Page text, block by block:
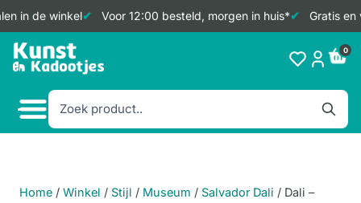
in de winkel Voor 12:00 besteld, morgen in huis* Gratis en
Doorgaan
naar
0
Home / Winkel / Stijl / Museum / Salvador Dali / Dali –